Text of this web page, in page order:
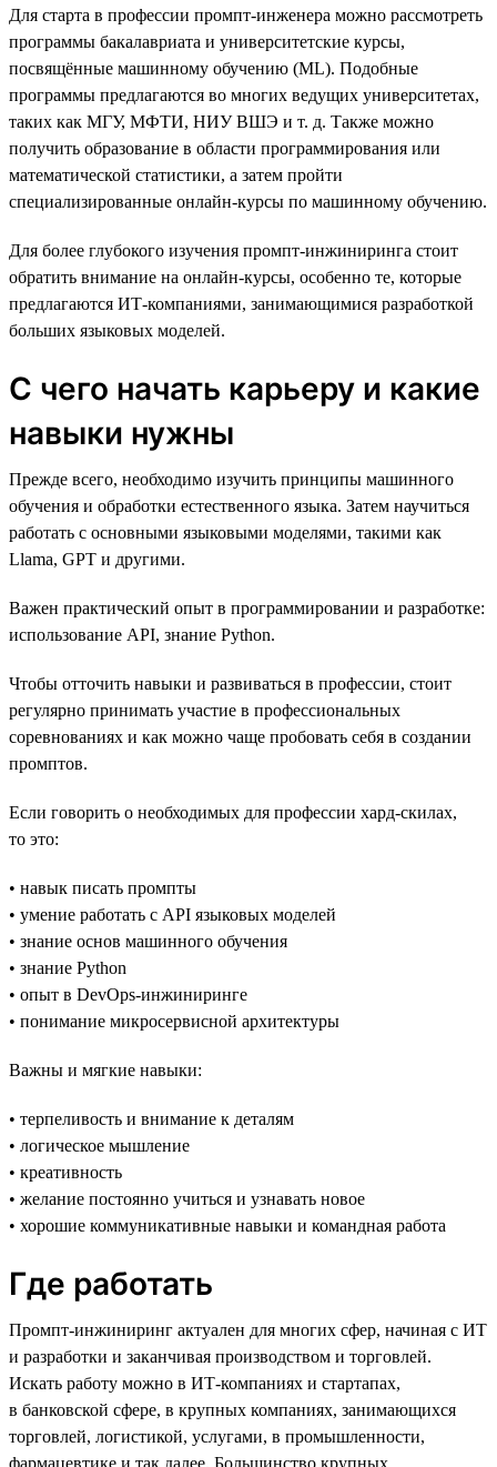
Для старта в профессии промпт-инженера можно рассмотреть
программы бакалавриата и университетские курсы,
посвящённые машинному обучению (ML). Подобные
программы предлагаются во многих ведущих университетах,
таких как МГУ, МФТИ, НИУ ВШЭ и т. д. Также можно
получить образование в области программирования или
математической статистики, а затем пройти
специализированные онлайн-курсы по машинному обучению.
Для более глубокого изучения промпт-инжиниринга стоит
обратить внимание на онлайн-курсы, особенно те, которые
предлагаются ИТ-компаниями, занимающимися разработкой
больших языковых моделей.
С чего начать карьеру и какие
навыки нужны
Прежде всего, необходимо изучить принципы машинного
обучения и обработки естественного языка. Затем научиться
работать с основными языковыми моделями, такими как
Llama, GPT и другими.
Важен практический опыт в программировании и разработке:
использование API, знание Python.
Чтобы отточить навыки и развиваться в профессии, стоит
регулярно принимать участие в профессиональных
соревнованиях и как можно чаще пробовать себя в создании
промптов.
Если говорить о необходимых для профессии хард-скилах,
то это:
• навык писать промпты
• умение работать с API языковых моделей
• знание основ машинного обучения
• знание Python
• опыт в DevOps-инжиниринге
• понимание микросервисной архитектуры
Важны и мягкие навыки:
• терпеливость и внимание к деталям
• логическое мышление
• креативность
• желание постоянно учиться и узнавать новое
• хорошие коммуникативные навыки и командная работа
Где работать
Промпт-инжиниринг актуален для многих сфер, начиная с ИТ
и разработки и заканчивая производством и торговлей.
Искать работу можно в ИТ-компаниях и стартапах,
в банковской сфере, в крупных компаниях, занимающихся
торговлей, логистикой, услугами, в промышленности,
фармацевтике и так далее. Большинство крупных